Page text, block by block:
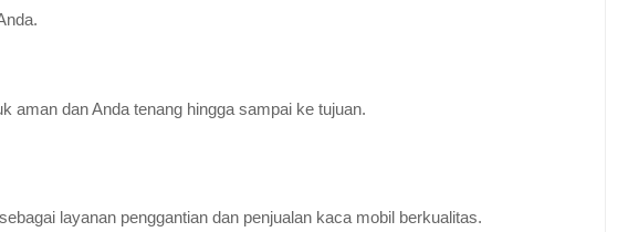
aman dan Anda tenang hingga sampai ke tujuan.
layanan penggantian dan penjualan kaca mobil berkualitas.